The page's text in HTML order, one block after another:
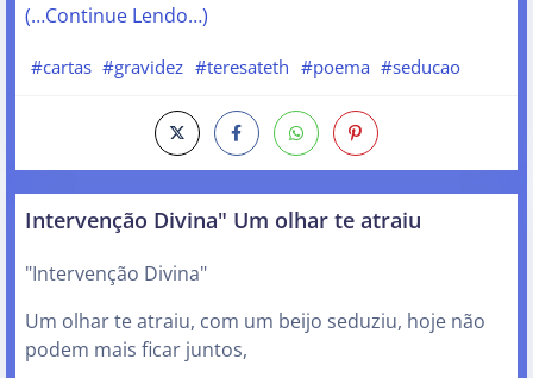
(…Continue Lendo…)
#cartas #gravidez #teresateth #poema #seducao
Intervenção Divina" Um olhar te atraiu
"Intervenção Divina"
Um olhar te atraiu, com um beijo seduziu, hoje não
podem mais ficar juntos,